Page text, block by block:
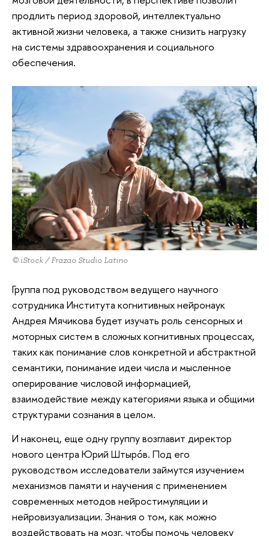
продлить период здоровой, интеллектуально
активной жизни человека, а также снизить нагрузку
на системы здравоохранения и социального
обеспечения.
© iStock / Frazao Studio Latino
Группа под руководством ведущего научного
сотрудника Института когнитивных нейронаук
Андрея Мячикова будет изучать роль сенсорных и
моторных систем в сложных когнитивных процессах,
таких как понимание слов конкретной и абстрактной
семантики, понимание идеи числа и мысленное
оперирование числовой информацией,
взаимодействие между категориями языка и общими
структурами сознания в целом.
И наконец, еще одну группу возглавит директор
нового центра Юрий Штырóв. Под его
руководством исследователи займутся изучением
механизмов памяти и научения с применением
современных методов нейростимуляции и
нейровизуализации. Знания о том, как можно
воздействовать на мозг, чтобы помочь человеку